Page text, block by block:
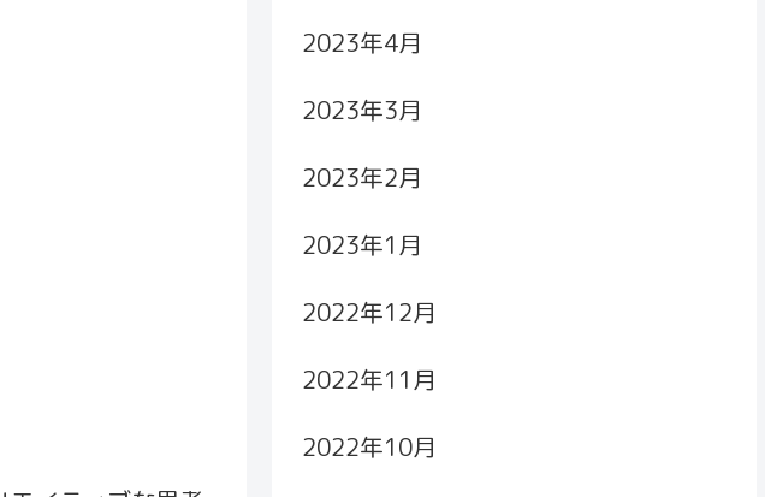
2023年4月
2023年3月
2023年2月
2023年1月
2022年12月
2022年11月
2022年10月